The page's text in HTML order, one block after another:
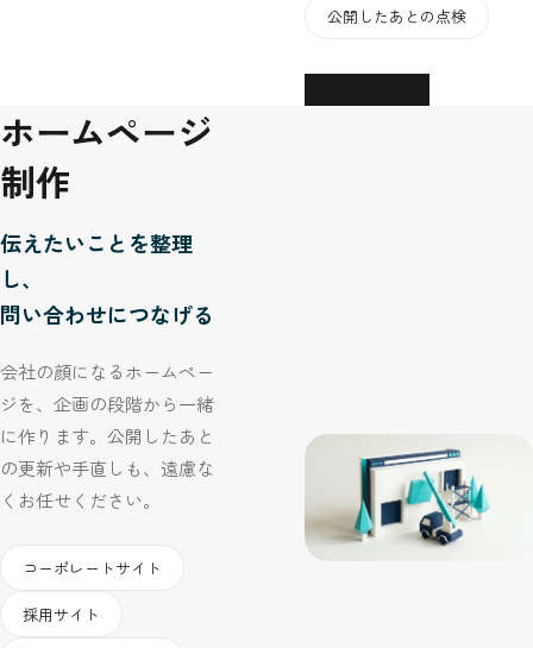
公開したあとの点検
ホームページ
制作
伝えたいことを整理
し、
問い合わせにつなげる
会社の顔になるホームペー
ジを、企画の段階から一緒
に作ります。公開したあと
の更新や手直しも、遠慮な
くお任せください。
コーポレートサイト
採用サイト